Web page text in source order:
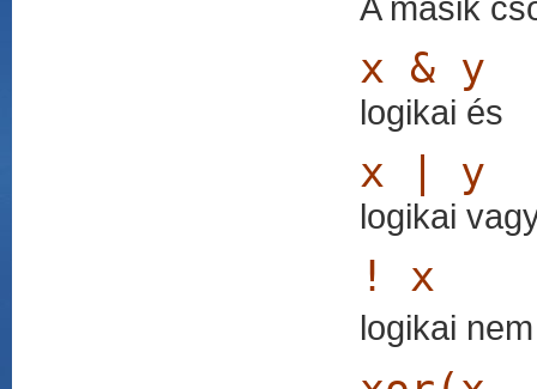
x & y
logikai és
x | y
logikai
! x
logikai